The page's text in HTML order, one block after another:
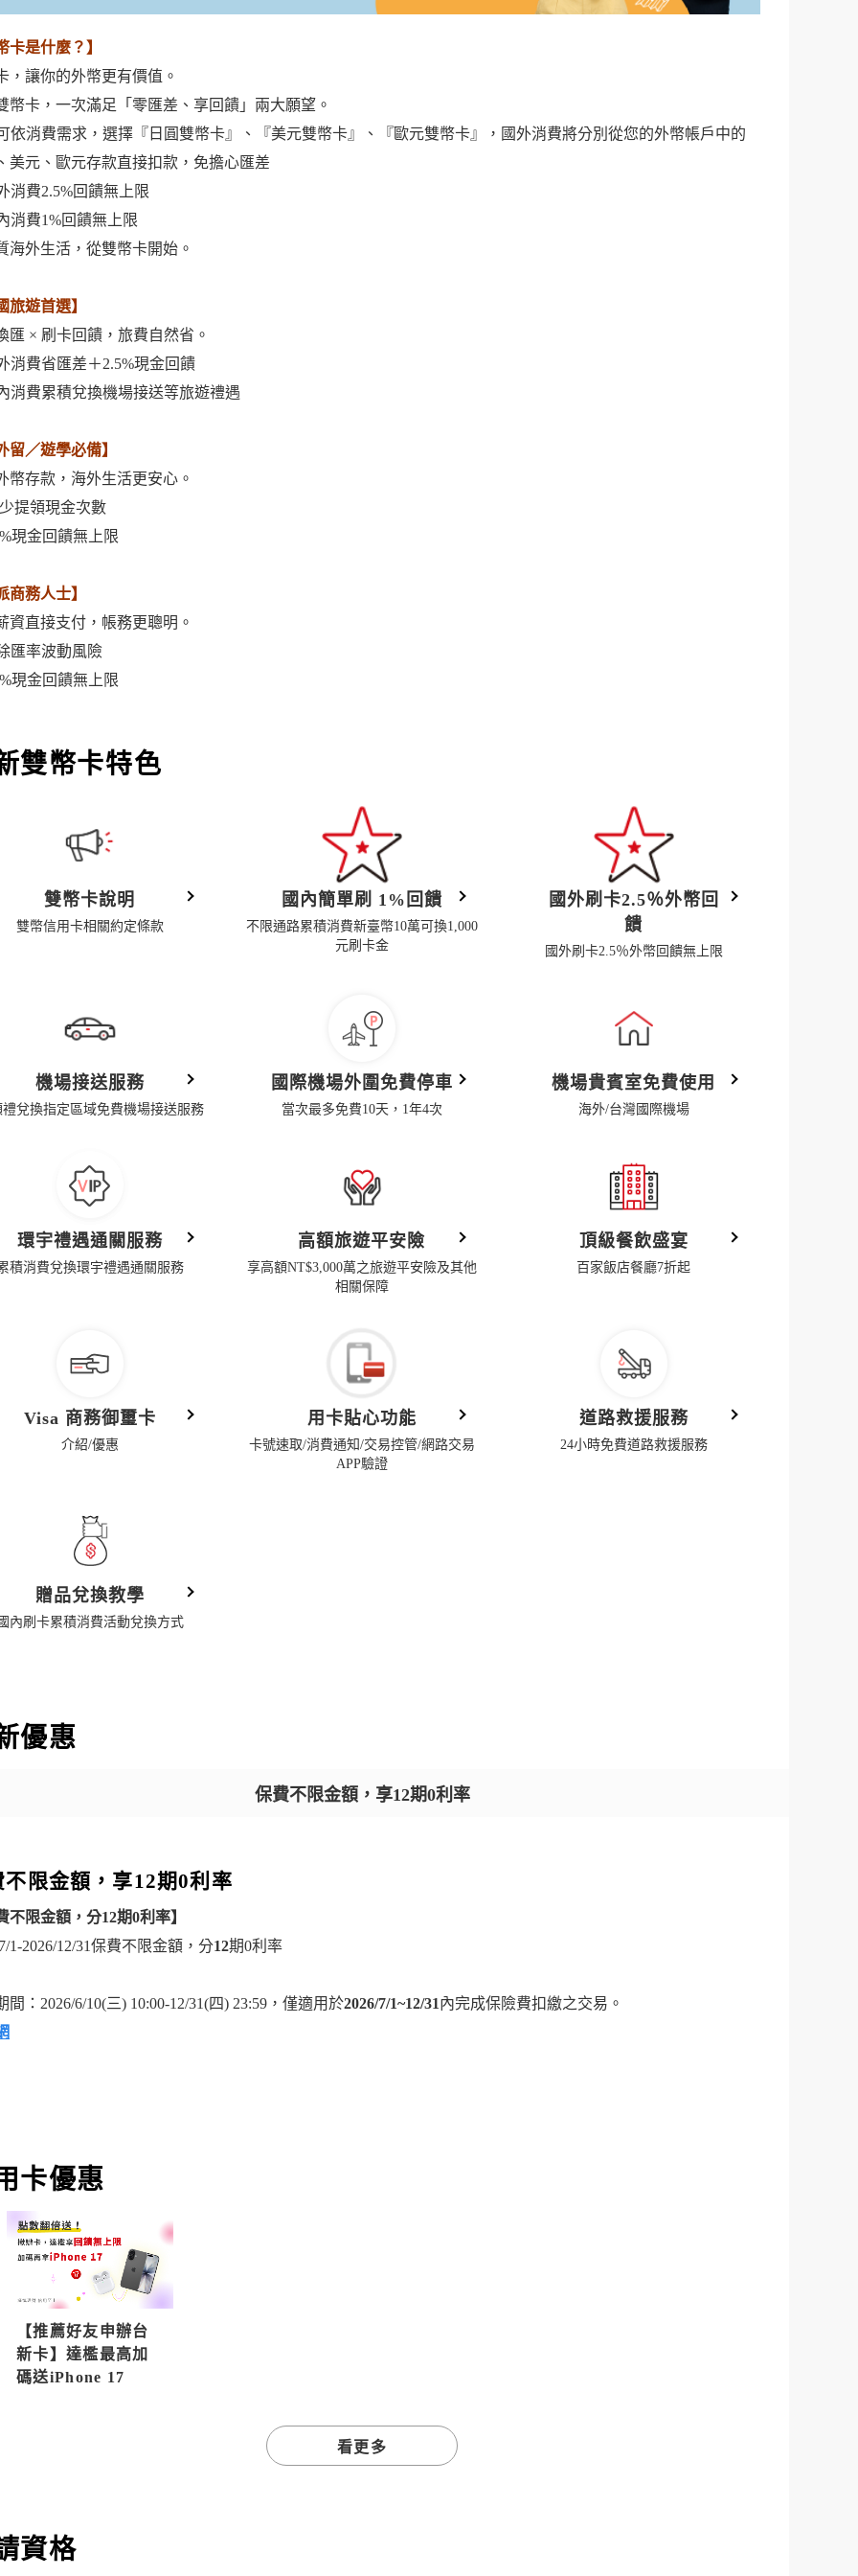
卡是什麼？】
，讓你的外幣更有價值。
幣卡，一次滿足「零匯差、享回饋」兩大願望。
依消費需求，選擇『日圓雙幣卡』、『美元雙幣卡』、『歐元雙幣卡』，國外消費將分別從您的外幣帳戶中的
美元、歐元存款直接扣款，免擔心匯差
消費2.5%回饋無上限
消費1%回饋無上限
海外生活，從雙幣卡開始。
旅遊首選】
匯 × 刷卡回饋，旅費自然省。
消費省匯差＋2.5%現金回饋
消費累積兌換機場接送等旅遊禮遇
留／遊學必備】
幣存款，海外生活更安心。
提領現金次數
現金回饋無上限
商務人士】
資直接支付，帳務更聰明。
匯率波動風險
現金回饋無上限
雙幣卡特色
雙幣卡說明
雙幣信用卡相關約定條款
國內簡單刷 1%回饋
不限通路累積消費新臺幣10萬可換1,000
元刷卡金
國外刷卡2.5％外幣回
饋
國外刷卡2.5％外幣回饋無上限
機場接送服務
禮兌換指定區域免費機場接送服務
國際機場外圍免費停車
當次最多免費10天，1年4次
機場貴賓室免費使用
海外/台灣國際機場
環宇禮遇通關服務
積消費兌換環宇禮遇通關服務
高額旅遊平安險
享高額NT$3,000萬之旅遊平安險及其他
相關保障
頂級餐飲盛宴
百家飯店餐廳7折起
Visa 商務御璽卡
介紹/優惠
用卡貼心功能
卡號速取/消費通知/交易控管/網路交易
APP驗證
道路救援服務
24小時免費道路救援服務
贈品兌換教學
內刷卡累積消費活動兌換方式
優惠
保費不限金額，享12期0利率
不限金額，享12期0利率
不限金額，分12期0利率】
1-2026/12/31保費不限金額，分12期0利率
間：2026/6/10(三) 10:00-12/31(四) 23:59，僅適用於2026/7/1~12/31內完成保險費扣繳之交易。
卡優惠
【推薦好友申辦台
新卡】達檻最高加
碼送iPhone 17
看更多
資格